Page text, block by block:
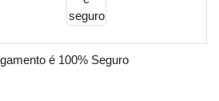
é 100% Seguro